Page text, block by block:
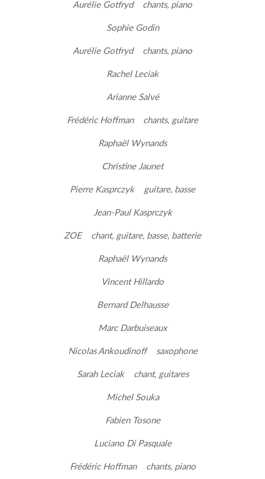
Aurélie Gotfryd chants, piano
Sophie Godin
Aurélie Gotfryd chants, piano
Rachel Leciak
Arianne Salvé
Frédéric Hoffman chants, guitare
Raphaël Wynands
Christine Jaunet
Pierre Kasprczyk guitare, basse
Jean-Paul Kasprczyk
ZOE chant, guitare, basse, batterie
Raphaël Wynands
Vincent Hillardo
Bernard Delhausse
Marc Darbuiseaux
Nicolas Ankoudinoff saxophone
Sarah Leciak chant, guitares
Michel Souka
Fabien Tosone
Luciano Di Pasquale
Frédéric Hoffman chants, piano